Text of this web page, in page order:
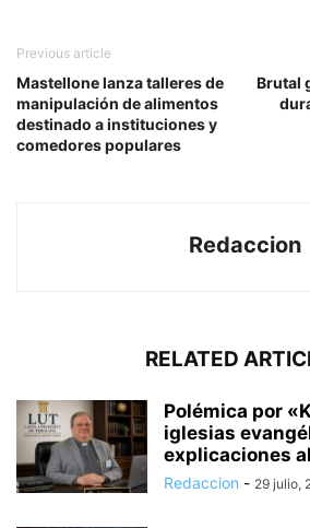
Previous article
Mastellone lanza talleres de
manipulación de alimentos
destinado a instituciones y
comedores populares
Brutal
Redaccion
RELATED
Polémica por
iglesias
explicaciones
Redaccion - 29 julio,